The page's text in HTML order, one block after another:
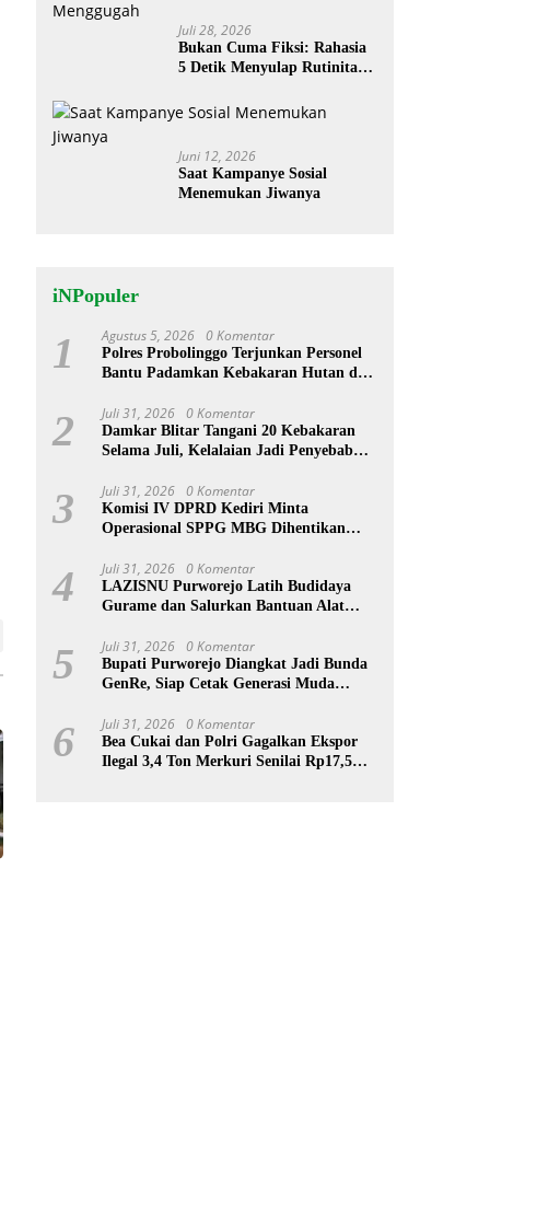
Juli 28, 2026
Bukan Cuma Fiksi: Rahasia
5 Detik Menyulap Rutinitas
Menggugah
Juni 12, 2026
Saat Kampanye Sosial
Menemukan Jiwanya
iNPopuler
1 Agustus 5, 2026 0 Komentar
Polres Probolinggo Terjunkan Personel
Bantu Padamkan Kebakaran Hutan di
2 Juli 31, 2026 0 Komentar
Damkar Blitar Tangani 20 Kebakaran
Selama Juli, Kelalaian Jadi Penyebab
3 Juli 31, 2026 0 Komentar
Komisi IV DPRD Kediri Minta
Operasional SPPG MBG Dihentikan
4 Juli 31, 2026 0 Komentar
LAZISNU Purworejo Latih Budidaya
Gurame dan Salurkan Bantuan Alat
5 Juli 31, 2026 0 Komentar
Bupati Purworejo Diangkat Jadi Bunda
GenRe, Siap Cetak Generasi Muda
6 Juli 31, 2026 0 Komentar
Bea Cukai dan Polri Gagalkan Ekspor
Ilegal 3,4 Ton Merkuri Senilai Rp17,5